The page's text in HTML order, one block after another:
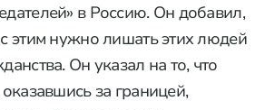
в Россию. Он добавил,
этим нужно лишать этих людей
Он указал на то, что
за границей,